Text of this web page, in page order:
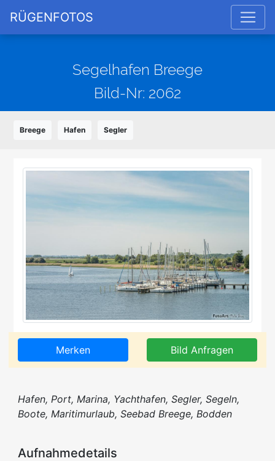
RÜGENFOTOS
Segelhafen Breege
Bild-Nr: 2062
Breege Hafen Segler
Merken Bild Anfragen
Hafen, Port, Marina, Yachthafen, Segler, Segeln,
Boote, Maritimurlaub, Seebad Breege, Bodden
Aufnahmedetails